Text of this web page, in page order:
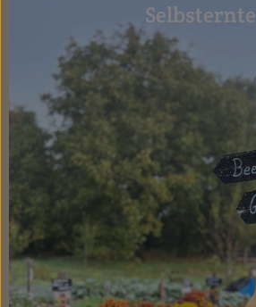
Selbsternte